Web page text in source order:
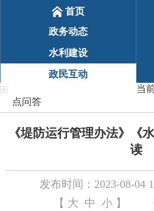
首页
政务动态
水利建设
政民互动
当
点问答
《堤防运行管理办法》《
读
发布时间：2023-08-04
【 大 中 小 】